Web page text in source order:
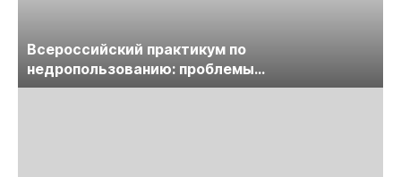
Всероссийский практикум по
недропользованию: проблемы
лицензирования, цифровизации, экспертизы